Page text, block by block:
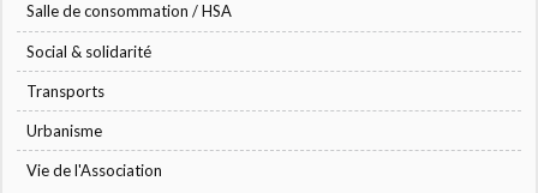
Salle de consommation / HSA
Social & solidarité
Transports
Urbanisme
Vie de l'Association